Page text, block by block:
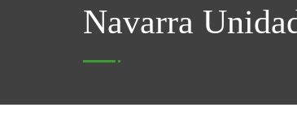
Navarra